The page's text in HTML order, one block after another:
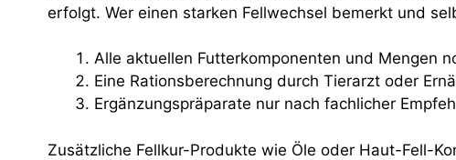
erfolgt. Wer einen starken Fellwechsel bemerkt und
Alle aktuellen Futterkomponenten und Mengen
Eine Rationsberechnung durch Tierarzt oder
Ergänzungspräparate nur nach fachlicher
Zusätzliche Fellkur-Produkte wie Öle oder Haut-Fell-